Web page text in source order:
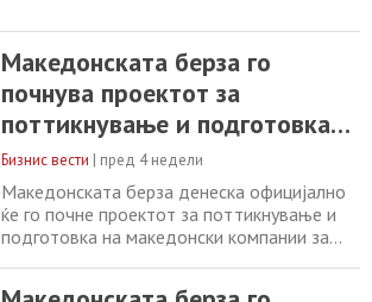
пазарот на капитал
Македонската берза го
почнува проектот за
поттикнување и подготовка
на домашните компании за
пазарно финансирање
Бизнис вести | пред 4 недели
Македонската берза денеска официјално
ќе го почне проектот за поттикнување и
подготовка на македонски компании за